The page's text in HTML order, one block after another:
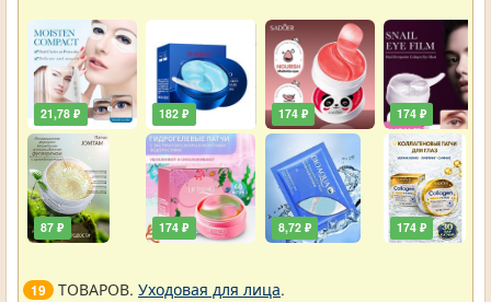
21,78 ₽
87 ₽
182 ₽
174 ₽
174 ₽
8,72 ₽
174 ₽
174 ₽
19 ТОВАРОВ. Уходовая для лица.